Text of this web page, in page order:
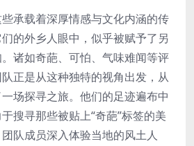
承载着深厚情感与文化内涵的传
的外乡人眼中，似乎被赋予了另
诸如奇葩、可怕、气味难闻等评
正是从这种独特的视角出发，从
场探寻之旅。他们的足迹遍布中
搜寻那些被贴上“奇葩”标签的美
队成员深入体验当地的风土人